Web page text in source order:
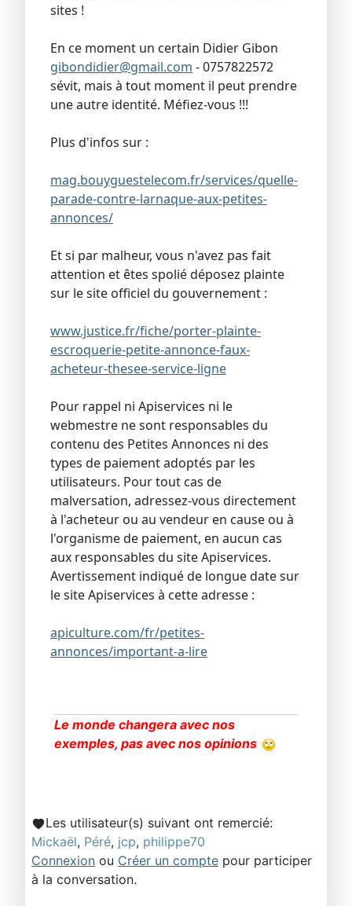
sites !
En ce moment un certain Didier Gibon
gibondidier@gmail.com - 0757822572
sévit, mais à tout moment il peut prendre
une autre identité. Méfiez-vous !!!
Plus d'infos sur :
mag.bouyguestelecom.fr/services/quelle-
parade-contre-larnaque-aux-petites-
annonces/
Et si par malheur, vous n'avez pas fait
attention et êtes spolié déposez plainte
sur le site officiel du gouvernement :
www.justice.fr/fiche/porter-plainte-
escroquerie-petite-annonce-faux-
acheteur-thesee-service-ligne
Pour rappel ni Apiservices ni le
webmestre ne sont responsables du
contenu des Petites Annonces ni des
types de paiement adoptés par les
utilisateurs. Pour tout cas de
malversation, adressez-vous directement
à l'acheteur ou au vendeur en cause ou à
l'organisme de paiement, en aucun cas
aux responsables du site Apiservices.
Avertissement indiqué de longue date sur
le site Apiservices à cette adresse :
apiculture.com/fr/petites-
annonces/important-a-lire
Le monde changera avec nos
exemples, pas avec nos opinions
Les utilisateur(s) suivant ont remercié:
Mickaël, Péré, jcp, philippe70
Connexion ou Créer un compte pour participer
à la conversation.